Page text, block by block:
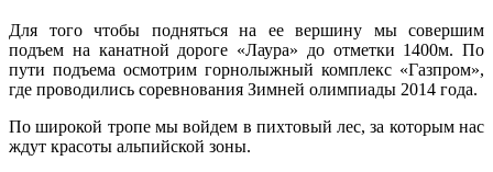
Для того чтобы подняться на ее вершину мы совершим
подъем на канатной дороге «Лаура» до отметки 1400м. По
пути подъема осмотрим горнолыжный комплекс «Газпром»,
где проводились соревнования Зимней олимпиады 2014 года.
По широкой тропе мы войдем в пихтовый лес, за которым нас
ждут красоты альпийской зоны.